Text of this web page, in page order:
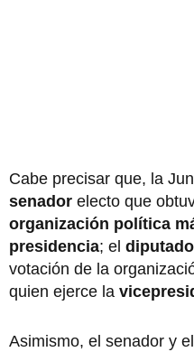
Cabe precisar que, la
senador electo que
organización política
presidencia; el diputado
votación de la
quien ejerce la
Asimismo, el senador y